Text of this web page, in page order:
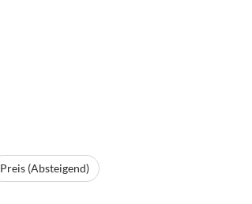
Preis (Absteigend)